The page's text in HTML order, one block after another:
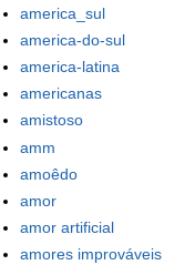
america_sul
america-do-sul
america-latina
americanas
amistoso
amm
amoêdo
amor
amor artificial
amores improváveis